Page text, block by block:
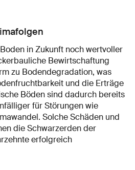
in Zukunft noch wertvoller
Bewirtschaftung
zu Bodendegradation, was
und die Erträge
Böden sind dadurch bereits
für Störungen wie
Solche Schäden und
die Schwarzerden der
erfolgreich